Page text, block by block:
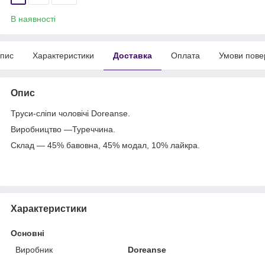
В наявності
Характеристики Доставка Оплата Умови
Опис
Труси-сліпи чоловічі Doreanse.
Виробництво —Туреччина.
Склад — 45% бавовна, 45% модал, 10% лайкра.
Характеристики
Основні
Виробник
Doreanse